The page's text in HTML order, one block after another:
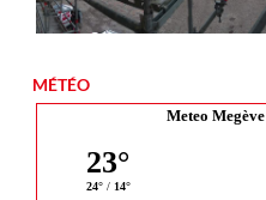
MÉTÉO
Meteo Megève